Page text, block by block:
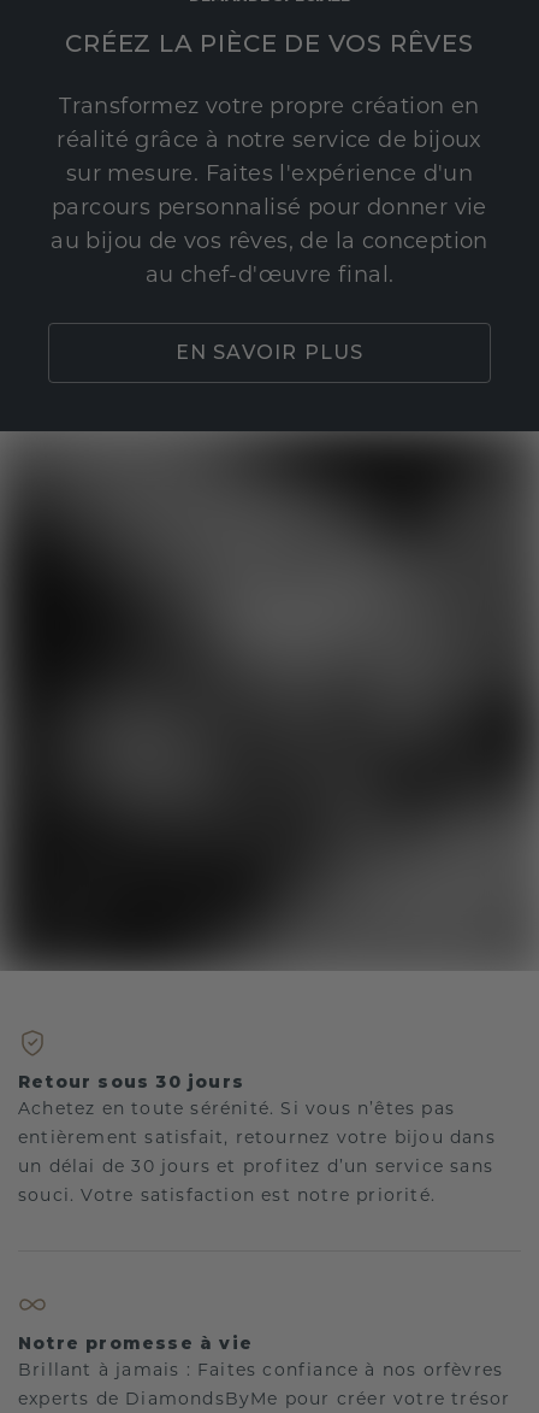
CRÉEZ LA PIÈCE DE VOS RÊVES
Transformez votre propre création en
réalité grâce à notre service de bijoux
sur mesure. Faites l'expérience d'un
parcours personnalisé pour donner vie
au bijou de vos rêves, de la conception
au chef-d'œuvre final.
EN SAVOIR PLUS
Retour sous 30 jours
Achetez en toute sérénité. Si vous n’êtes pas
entièrement satisfait, retournez votre bijou dans
un délai de 30 jours et profitez d’un service sans
souci. Votre satisfaction est notre priorité.
Notre promesse à vie
Brillant à jamais : Faites confiance à nos orfèvres
experts de DiamondsByMe pour créer votre trésor